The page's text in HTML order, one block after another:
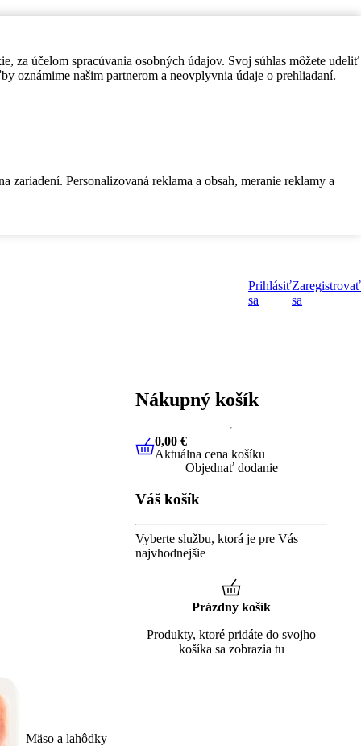
za účelom spracúvania osobných údajov. Svoj súhlas môžete udeliť
oznámime našim partnerom a neovplyvnia údaje o prehliadaní.
Personalizovaná reklama a obsah, meranie reklamy a
Prihlásiť
sa
Zaregistrovať
sa
Mäso a lahôdky
Nákupný košík
0,00 €Aktuálna cena košíku
0,00 €
Aktuálna cena košíku
Objednať dodanie
Váš košík
Vyberte službu, ktorá je pre Vás
najvhodnejšie
Prázdny košík
Produkty, ktoré pridáte do svojho
košíka sa zobrazia tu